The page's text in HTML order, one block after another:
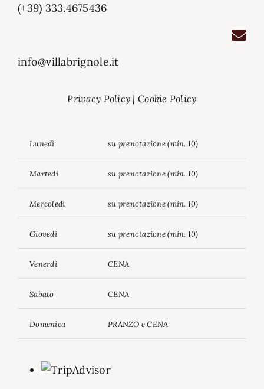
(+39) 333.4675436
info@villabrignole.it
Privacy Policy |Cookie Policy
Lunedì su prenotazione (min. 10)
Martedì su prenotazione (min. 10)
Mercoledì su prenotazione (min. 10)
Giovedì su prenotazione (min. 10)
Venerdì CENA
Sabato CENA
Domenica PRANZO e CENA